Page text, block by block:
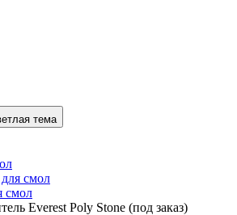
тема
смол
смол
Everest Poly Stone (под заказ)